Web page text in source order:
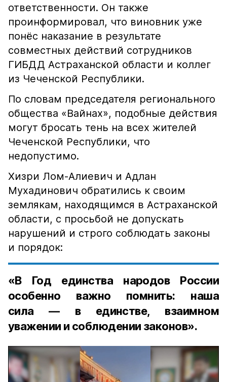
ответственности. Он также
проинформировал, что виновник уже
понёс наказание в результате
совместных действий сотрудников
ГИБДД Астраханской области и коллег
из Чеченской Республики.
По словам председателя регионального
общества «Вайнах», подобные действия
могут бросать тень на всех жителей
Чеченской Республики, что
недопустимо.
Хизри Лом-Алиевич и Адлан
Мухадинович обратились к своим
землякам, находящимся в Астраханской
области, с просьбой не допускать
нарушений и строго соблюдать законы
и порядок:
«В Год единства народов России
особенно важно помнить: наша
сила — в единстве, взаимном
уважении и соблюдении законов».